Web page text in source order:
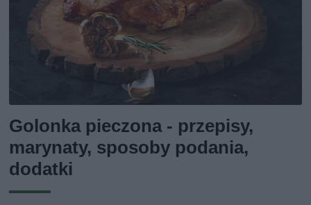
Golonka pieczona - przepisy,
marynaty, sposoby podania,
dodatki